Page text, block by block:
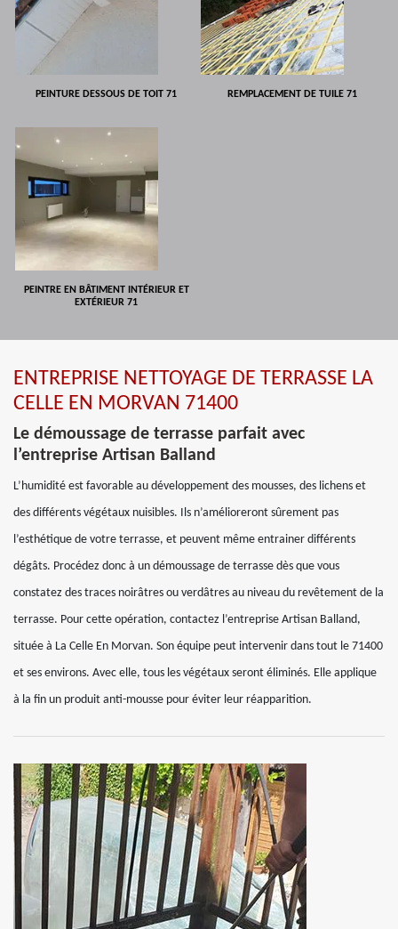
PEINTURE DESSOUS DE TOIT 71 REMPLACEMENT DE TUILE 71
PEINTRE EN BÂTIMENT INTÉRIEUR ET
EXTÉRIEUR 71
ENTREPRISE NETTOYAGE DE TERRASSE LA
CELLE EN MORVAN 71400
Le démoussage de terrasse parfait avec
l’entreprise Artisan Balland
L’humidité est favorable au développement des mousses, des lichens et
des différents végétaux nuisibles. Ils n’amélioreront sûrement pas
l’esthétique de votre terrasse, et peuvent même entrainer différents
dégâts. Procédez donc à un démoussage de terrasse dès que vous
constatez des traces noirâtres ou verdâtres au niveau du revêtement de la
terrasse. Pour cette opération, contactez l’entreprise Artisan Balland,
située à La Celle En Morvan. Son équipe peut intervenir dans tout le 71400
et ses environs. Avec elle, tous les végétaux seront éliminés. Elle applique
à la fin un produit anti-mousse pour éviter leur réapparition.